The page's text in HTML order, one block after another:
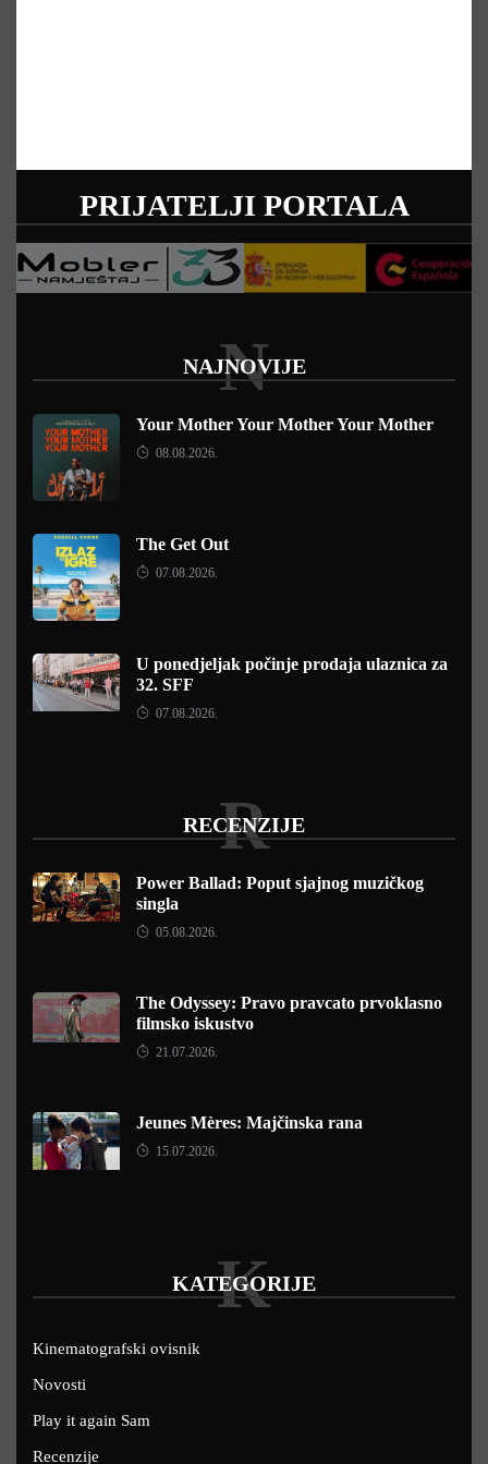
PRIJATELJI PORTALA
NAJNOVIJE
N
Your Mother Your Mother Your Mother
08.08.2026.
The Get Out
07.08.2026.
U ponedjeljak počinje prodaja ulaznica za
32. SFF
07.08.2026.
RECENZIJE
R
Power Ballad: Poput sjajnog muzičkog
singla
05.08.2026.
The Odyssey: Pravo pravcato prvoklasno
filmsko iskustvo
21.07.2026.
Jeunes Mères: Majčinska rana
15.07.2026.
KATEGORIJE
K
Kinematografski ovisnik
Novosti
Play it again Sam
Recenzije